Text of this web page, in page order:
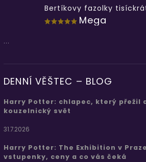
Bertíkovy fazolky
Mega
...
DENNÍ VĚŠTEC – BLOG
Harry Potter: chlapec, který přežil
kouzelnický svět
31.7.2026
Harry Potter: The Exhibition v
vstupenky, ceny a co vás čeká